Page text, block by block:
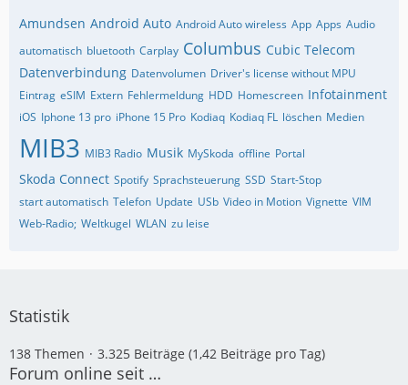
Amundsen Android Auto Android Auto wireless App Apps Audio
automatisch bluetooth Carplay Columbus Cubic Telecom
Datenverbindung Datenvolumen Driver's license without MPU
Eintrag eSIM Extern Fehlermeldung HDD Homescreen Infotainment
iOS Iphone 13 pro iPhone 15 Pro Kodiaq Kodiaq FL löschen Medien
MIB3 MIB3 Radio Musik MySkoda offline Portal
Skoda Connect Spotify Sprachsteuerung SSD Start-Stop
start automatisch Telefon Update USb Video in Motion Vignette VIM
Web-Radio; Weltkugel WLAN zu leise
Statistik
138 Themen 3.325 Beiträge (1,42 Beiträge pro Tag)
Forum online seit …